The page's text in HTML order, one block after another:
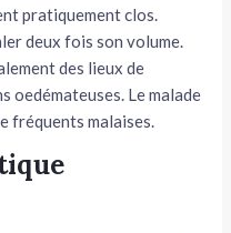
pratiquement clos.
deux fois son volume.
des lieux de
oedé­mateuses. Le malade
fréquents malaises.